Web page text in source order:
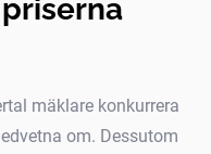
mäklare konkurrera
om. Dessutom